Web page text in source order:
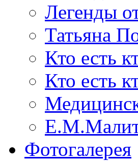
Легенды
Татьяна
Кто есть
Кто есть
Фотогалерея